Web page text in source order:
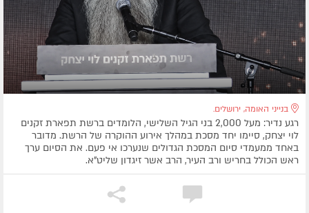
בנייני האומה, ירושלים.
רגע נדיר: מעל 2,000 בני הגיל השלישי, הלומדים ברשת תפארת זקנים
לוי יצחק, סיימו יחד מסכת במהלך אירוע ההוקרה של הרשת. מדובר
באחד ממעמדי סיום המסכת הגדולים שנערכו אי פעם. את הסיום ערך
ראש הכולל בחריש ורב העיר, הרב אשר זיגדון שליט”א.